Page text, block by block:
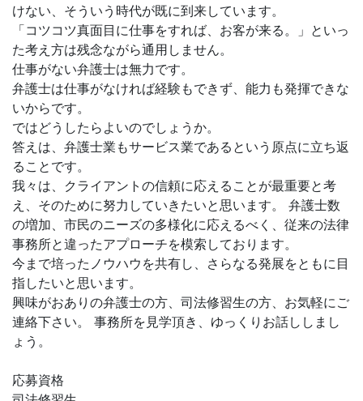
けない、そういう時代が既に到来しています。
「コツコツ真面目に仕事をすれば、お客が来る。」といっ
た考え方は残念ながら通用しません。
仕事がない弁護士は無力です。
弁護士は仕事がなければ経験もできず、能力も発揮できな
いからです。
ではどうしたらよいのでしょうか。
答えは、弁護士業もサービス業であるという原点に立ち返
ることです。
我々は、クライアントの信頼に応えることが最重要と考
え、そのために努力していきたいと思います。 弁護士数
の増加、市民のニーズの多様化に応えるべく、従来の法律
事務所と違ったアプローチを模索しております。
今まで培ったノウハウを共有し、さらなる発展をともに目
指したいと思います。
興味がおありの弁護士の方、司法修習生の方、お気軽にご
連絡下さい。 事務所を見学頂き、ゆっくりお話ししまし
ょう。
応募資格